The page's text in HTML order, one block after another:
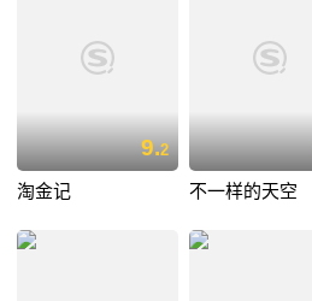
9.2
淘金记 不一样的天空